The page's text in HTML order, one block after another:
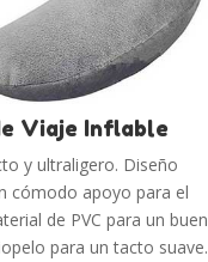
Viaje Inflable
y ultraligero. Diseño
cómodo apoyo para el
de PVC para un buen
para un tacto suave.